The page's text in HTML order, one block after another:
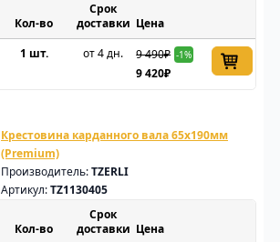
Срок
доставки Цена
1 шт. от 4 дн. 9 490₽ -1%
9 420₽
Крестовина карданного вала 65x190мм
(Premium)
Производитель:TZERLI
Артикул:TZ1130405
Срок
доставки Цена